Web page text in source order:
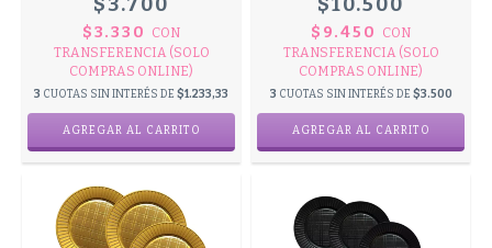
$3.330
CON
TRANSFERENCIA (SOLO
COMPRAS ONLINE)
3 CUOTAS SIN INTERÉS DE $1.233,33
$9.450
CON
TRANSFERENCIA (SOLO
COMPRAS ONLINE)
3 CUOTAS SIN INTERÉS DE $3.500